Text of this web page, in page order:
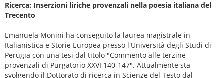
Ricerca: Inserzioni liriche provenzali nella poesia italiana del
Trecento
Emanuela Monini ha conseguito la laurea magistrale in
Italianistica e Storie Europea presso l'Università degli Studi di
Perugia con una tesi dal titolo "Commento alle terzine
provenzali di Purgatorio XXVI 140-147". Attualmente sta
svolgendo il Dottorato di ricerca in Scienze del Testo dal